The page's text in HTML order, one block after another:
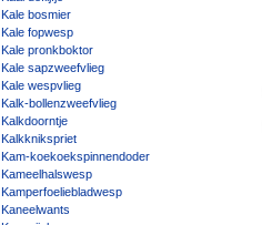
Kale bosmier
Kale fopwesp
Kale pronkboktor
Kale sapzweefvlieg
Kale wespvlieg
Kalk-bollenzweefvlieg
Kalkdoorntje
Kalkknikspriet
Kam-koekoekspinnendoder
Kameelhalswesp
Kamperfoeliebladwesp
Kaneelwants